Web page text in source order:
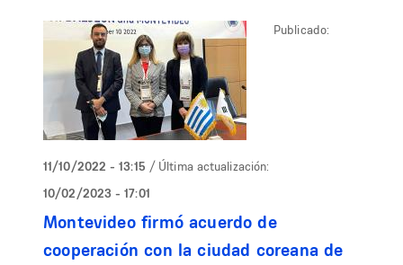
Publicado:
11/10/2022 - 13:15 / Última actualización:
10/02/2023 - 17:01
Montevideo firmó acuerdo de
cooperación con la ciudad coreana de